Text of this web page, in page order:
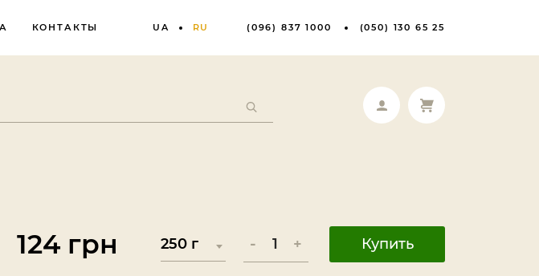
КОНТАКТЫ UA RU (096) 837 1000 (050) 130 65 25
124 грн - + Купить